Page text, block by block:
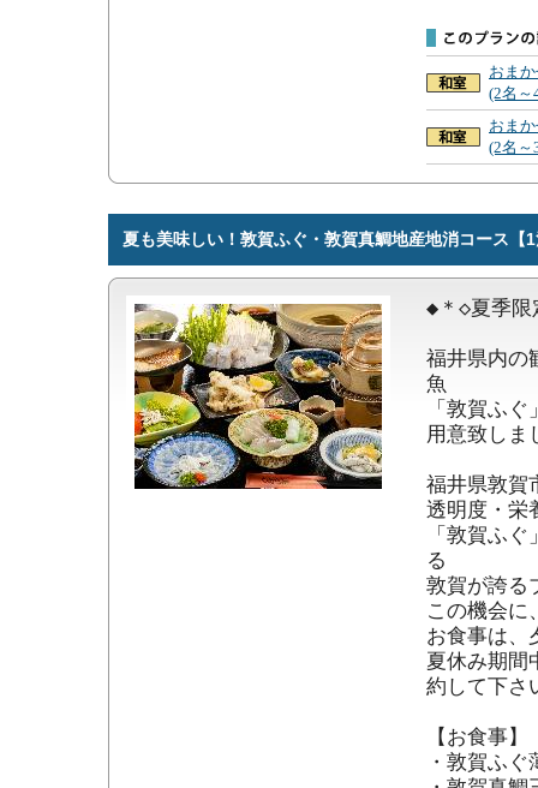
おま
(2名～
おま
(2名～
夏も美味しい！敦賀ふぐ・敦賀真鯛地産地消コース【
◆＊◇夏季限
福井県内の
魚
「敦賀ふ
用意致しま
福井県敦賀
透明度・栄
「敦賀ふ
る
敦賀が誇る
この機会に
お食事は、
夏休み期間
約して下さ
【お食事
・敦賀ふ